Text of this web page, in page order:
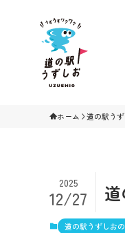
ホーム 道の駅う
2025
12/27
道の駅うずしお